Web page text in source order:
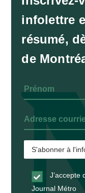
infolettre
résumé,
de
J’accepte
Journal Métro